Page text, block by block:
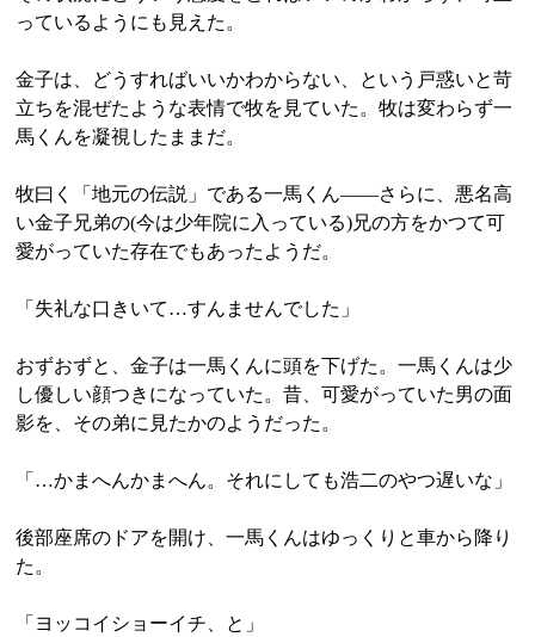
っているようにも見えた。
金子は、どうすればいいかわからない、という戸惑いと苛
立ちを混ぜたような表情で牧を見ていた。牧は変わらず一
馬くんを凝視したままだ。
牧曰く「地元の伝説」である一馬くん――さらに、悪名高
い金子兄弟の(今は少年院に入っている)兄の方をかつて可
愛がっていた存在でもあったようだ。
「失礼な口きいて…すんませんでした」
おずおずと、金子は一馬くんに頭を下げた。一馬くんは少
し優しい顔つきになっていた。昔、可愛がっていた男の面
影を、その弟に見たかのようだった。
「…かまへんかまへん。それにしても浩二のやつ遅いな」
後部座席のドアを開け、一馬くんはゆっくりと車から降り
た。
「ヨッコイショーイチ、と」